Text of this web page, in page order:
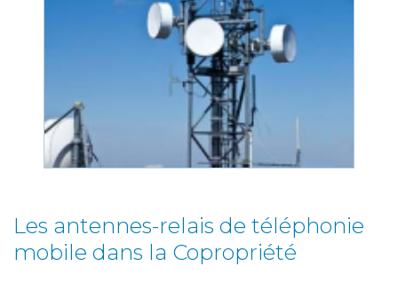
Les antennes-relais de téléphonie
mobile dans la Copropriété